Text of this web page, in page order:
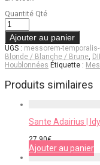
Quantité Qté
Ajouter au panier
UGS : messorem-
Blonde / Blanche / Brune,
Houblonnées Étiquette :
Produits similaires
Sante Adairius |
27,90€
Ajouter au panier